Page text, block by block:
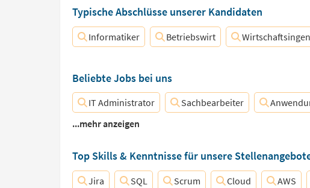
Typische Abschlüsse unserer Kandidaten
Informatiker Betriebswirt
Beliebte Jobs bei uns
IT Administrator Sachbearbeiter
...mehr anzeigen
Top Skills & Kenntnisse für unsere
Jira SQL Scrum Cloud AWS